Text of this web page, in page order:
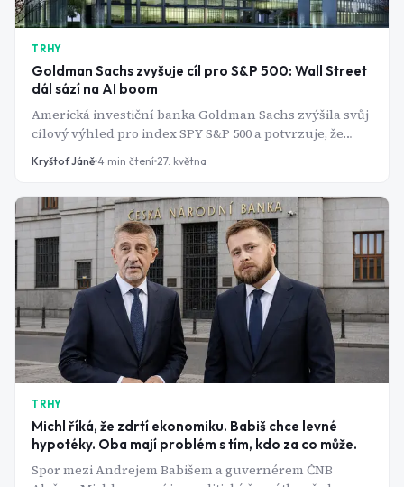
TRHY
Goldman Sachs zvyšuje cíl pro S&P 500: Wall Street
dál sází na AI boom
Americká investiční banka Goldman Sachs zvýšila svůj
cílový výhled pro index SPY S&P 500 a potvrzuje, že
optimismus kolem umělé inteligence dál žene americký
akciový trh vzhůru.
Kryštof Jáně 4 min čtení 27. května
TRHY
Michl říká, že zdrtí ekonomiku. Babiš chce levné
hypotéky. Oba mají problém s tím, kdo za co může.
Spor mezi Andrejem Babišem a guvernérem ČNB